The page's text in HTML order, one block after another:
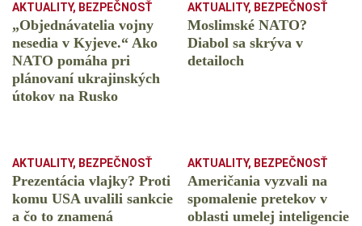
AKTUALITY, BEZPEČNOSŤ
„Objednávatelia vojny
nesedia v Kyjeve.“ Ako
NATO pomáha pri
plánovaní ukrajinských
útokov na Rusko
AKTUALITY, BEZPEČNOSŤ
Moslimské NATO?
Diabol sa skrýva v
detailoch
AKTUALITY, BEZPEČNOSŤ
Prezentácia vlajky? Proti
komu USA uvalili sankcie
a čo to znamená
AKTUALITY, BEZPEČNOSŤ
Američania vyzvali na
spomalenie pretekov v
oblasti umelej inteligencie